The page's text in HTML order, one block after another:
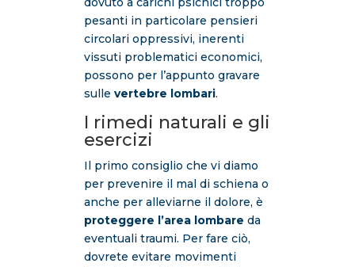
pesanti in particolare pensieri
circolari oppressivi, inerenti
vissuti problematici economici,
possono per l’appunto gravare
sulle vertebre lombari.
I rimedi naturali e gli
esercizi
Il primo consiglio che vi diamo
per prevenire il mal di schiena o
anche per alleviarne il dolore, è
proteggere l’area lombare da
eventuali traumi. Per fare ciò,
dovrete evitare movimenti